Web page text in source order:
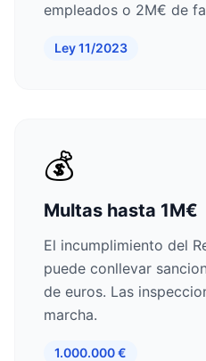
empleados o 2M€ de
Ley 11/2023
💰
Multas hasta 1M€
El incumplimiento del
puede conllevar
de euros. Las
marcha.
1.000.000 €